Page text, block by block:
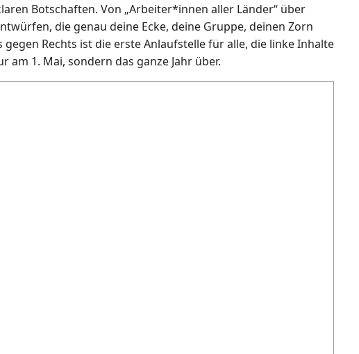
Botschaften. Von „Arbeiter*innen aller Länder“ über
die genau deine Ecke, deine Gruppe, deinen Zorn
Rechts ist die erste Anlaufstelle für alle, die linke Inhalte
1. Mai, sondern das ganze Jahr über.